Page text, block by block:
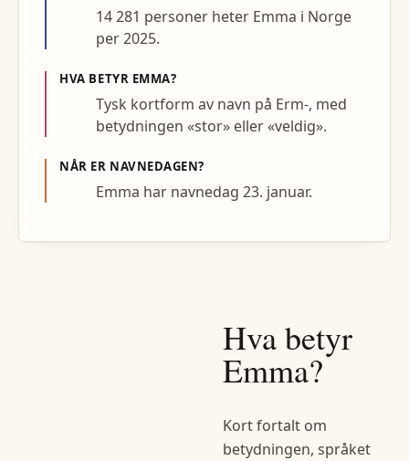
14 281 personer heter Emma i Norge
per 2025.
HVA BETYR EMMA?
Tysk kortform av navn på Erm-, med
betydningen «stor» eller «veldig».
NÅR ER NAVNEDAGEN?
Emma har navnedag 23. januar.
Hva betyr
Emma?
Kort fortalt om
betydningen, språket